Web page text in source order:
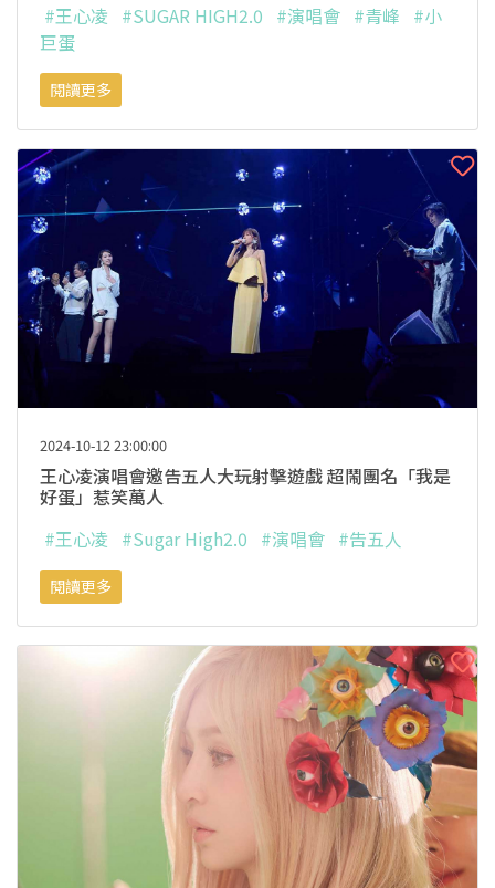
#王心凌 #SUGAR HIGH2.0 #演唱會 #青峰 #小
巨蛋
閱讀更多
2024-10-12 23:00:00
王心凌演唱會邀告五人大玩射擊遊戲 超鬧團名「我是
好蛋」惹笑萬人
#王心凌 #Sugar High2.0 #演唱會 #告五人
閱讀更多